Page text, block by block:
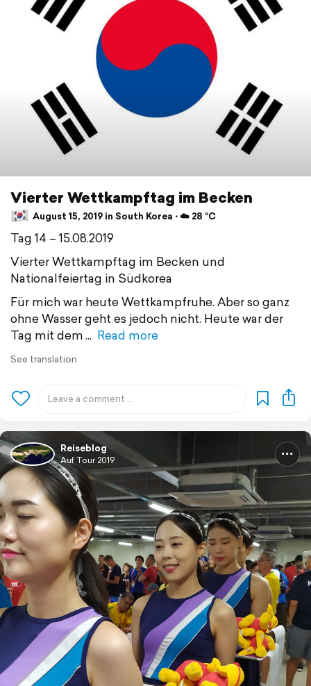
Vierter Wettkampftag im Becken
August 15, 2019 in South Korea ⋅ ☁️ 28 °C
Tag 14 – 15.08.2019
Vierter Wettkampftag im Becken und
Nationalfeiertag in Südkorea
Für mich war heute Wettkampfruhe. Aber so ganz
ohne Wasser geht es jedoch nicht. Heute war der
Tag mit dem
Read more
See translation
Reiseblog
Auf Tour 2019